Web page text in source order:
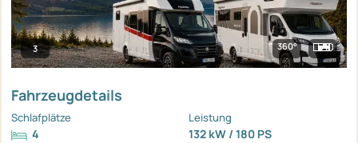
3 360°
Fahrzeugdetails
Schlafplätze
4
Leistung
132 kW / 180 PS